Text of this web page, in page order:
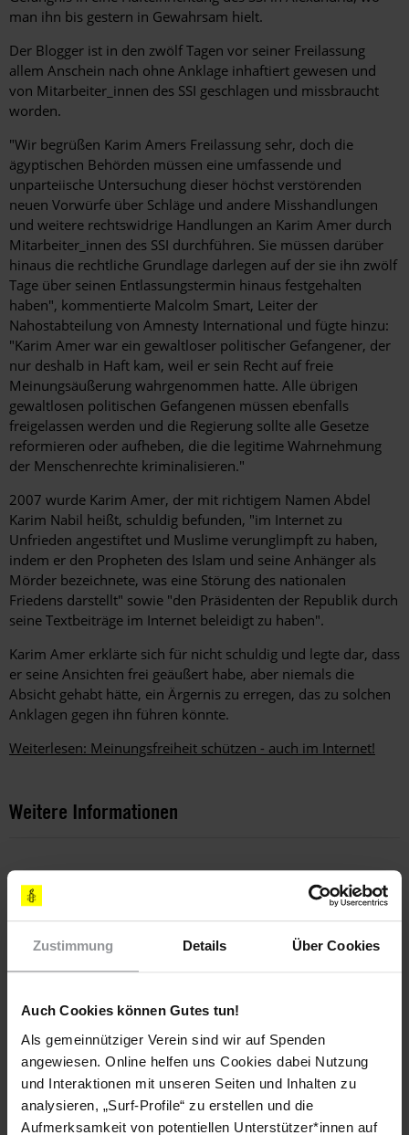
Zustimmung Details Über Cookies
Auch Cookies können Gutes tun!
Als gemeinnütziger Verein sind wir auf Spenden
angewiesen. Online helfen uns Cookies dabei Nutzung
und Interaktionen mit unseren Seiten und Inhalten zu
analysieren, „Surf-Profile“ zu erstellen und die
Aufmerksamkeit von potentiellen Unterstützer*innen auf
man ihn bis gestern in Gewahrsam hielt.
Der Blogger ist in den zwölf Tagen vor seiner Freilassung
allem Anschein nach ohne Anklage inhaftiert gewesen und
von Mitarbeiter_innen des SSI geschlagen und missbraucht
worden.
"Wir begrüßen Karim Amers Freilassung sehr, doch die
ägyptischen Behörden müssen eine umfassende und
unparteiische Untersuchung dieser höchst verstörenden
neuen Vorwürfe über Schläge und andere Misshandlungen
und weitere rechtswidrige Handlungen an Karim Amer durch
Mitarbeiter_innen des SSI durchführen. Sie müssen darüber
hinaus die rechtliche Grundlage darlegen auf der sie ihn zwölf
Tage über seinen Entlassungstermin hinaus festgehalten
haben", kommentierte Malcolm Smart, Leiter der
Nahostabteilung von Amnesty International und fügte hinzu:
"Karim Amer war ein gewaltloser politischer Gefangener, der
nur deshalb in Haft kam, weil er sein Recht auf freie
Meinungsäußerung wahrgenommen hatte. Alle übrigen
gewaltlosen politischen Gefangenen müssen ebenfalls
freigelassen werden und die Regierung sollte alle Gesetze
reformieren oder aufheben, die die legitime Wahrnehmung
der Menschenrechte kriminalisieren."
2007 wurde Karim Amer, der mit richtigem Namen Abdel
Karim Nabil heißt, schuldig befunden, "im Internet zu
Unfrieden angestiftet und Muslime verunglimpft zu haben,
indem er den Propheten des Islam und seine Anhänger als
Mörder bezeichnete, was eine Störung des nationalen
Friedens darstellt" sowie "den Präsidenten der Republik durch
seine Textbeiträge im Internet beleidigt zu haben".
Karim Amer erklärte sich für nicht schuldig und legte dar, dass
er seine Ansichten frei geäußert habe, aber niemals die
Absicht gehabt hätte, ein Ärgernis zu erregen, das zu solchen
Anklagen gegen ihn führen könnte.
Weiterlesen: Meinungsfreiheit schützen - auch im Internet!
Weitere Informationen
Länder
Themen
Haftbedingungen Meinungsfreiheit
Teile diesen Beitrag